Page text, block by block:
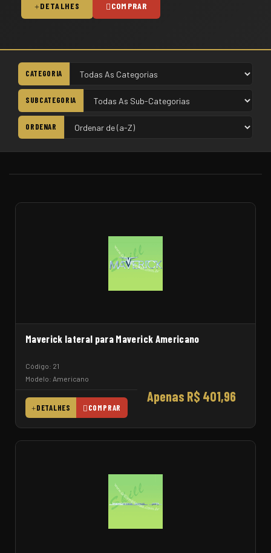
DETALHES COMPRAR
CATEGORIA
SUBCATEGORIA
ORDENAR
Maverick lateral para Maverick Americano
Código: 21
Modelo: Americano
Apenas R$ 401,96
DETALHES COMPRAR